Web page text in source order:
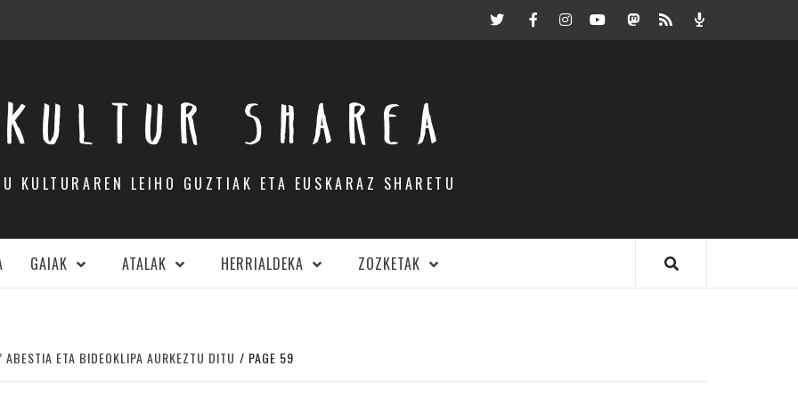
TwitterFacebookInstagramYoutubeMastodon.eus
RSS Podcast
KULTUR SHAREA
KULTURAREN LEIHO GUZTIAK ETA EUSKARAZ SHARETU
GAIAK ATALAK HERRIALDEKA ZOZKETAK
ABESTIA ETA BIDEOKLIPA AURKEZTU DITU PAGE 59